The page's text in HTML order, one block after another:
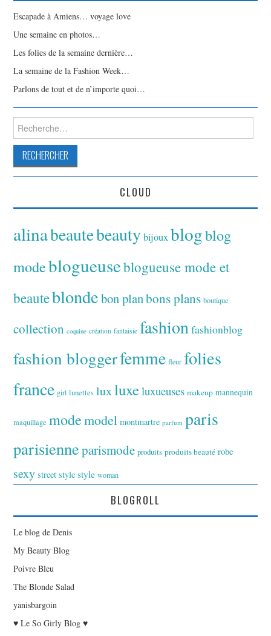
Escapade à Amiens… voyage love
Une semaine en photos…
Les folies de la semaine dernière…
La semaine de la Fashion Week…
Parlons de tout et de n’importe quoi…
Rechercher :
CLOUD
alinabeautebeauty bijoux blogblog
modeblogueuseblogueuse mode et
beauteblondebon planbons plans boutique
collection coquine création fantaisie fashionfashionblog
fashion bloggerfemme fleur folies
france girl lunettes luxluxeluxueuses makeup mannequin
maquillage modemodel montmartre parfum paris
parisienneparismode produits produits beauté robe
sexy street style style woman
BLOGROLL
Le blog de Denis
My Beauty Blog
Poivre Bleu
The Blonde Salad
yanisbargoin
♥ Le So Girly Blog ♥